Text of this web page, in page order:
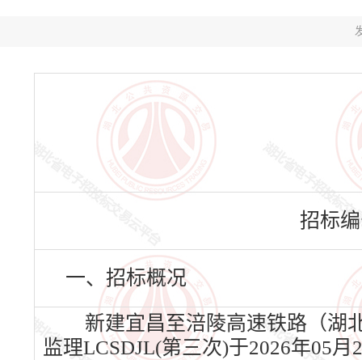
招标
一、招标概况
新建宜昌至涪陵高速铁路（湖
监理LCSDJL(第三次)于2026年05